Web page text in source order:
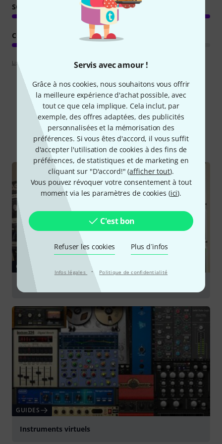
Servis avec amour !
Grâce à nos cookies, nous souhaitons vous offrir
la meilleure expérience d'achat possible, avec
tout ce que cela implique. Cela inclut, par
exemple, des offres adaptées, des publicités
personnalisées et la mémorisation des
préférences. Si vous êtes d'accord, il vous suffit
d'accepter l'utilisation de cookies à des fins de
préférences, de statistiques et de marketing en
cliquant sur "D'accord!" (afficher tout).
Vous pouvez révoquer votre consentement à tout
moment via les paramètres de cookies (ici).
C'est bon
Refuser les cookies Plus d´infos
Infos légales · Politique de confidentialité
SON/QUALITÉ
CONSOMMATION DE RESSOURCES
Lignes directrices d'évaluation
Le saviez-vous?
Tout Guides
GUIDES
GUIDES
Instruments virtuels